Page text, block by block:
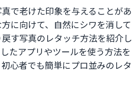
で老けた印象を与えることがあ
に向けて、自然にシワを消して
す写真のレタッチ方法を紹介し
たアプリやツールを使う方法を
心者でも簡単にプロ並みのレタ